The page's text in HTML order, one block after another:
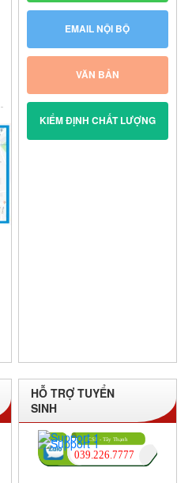
EMAIL NỘI BỘ
VĂN BẢN
KIỂM ĐỊNH CHẤT LƯỢNG
HỖ TRỢ TUYỂN
SINH